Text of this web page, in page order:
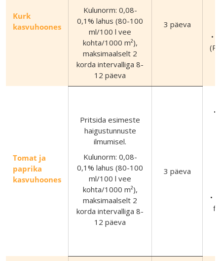
Kurk
kasvuhoones
Kulunorm: 0,08-
0,1% lahus (80-100
ml/100 l vee
kohta/1000 m²),
maksimaalselt 2
korda intervalliga 8-
12 päeva
3 päeva
•
Tomat ja
paprika
kasvuhoones
Pritsida esimeste
haigustunnuste
ilmumisel.
Kulunorm: 0,08-
0,1% lahus (80-100
ml/100 l vee
kohta/1000 m²),
maksimaalselt 2
korda intervalliga 8-
12 päeva
3 päeva
•
•